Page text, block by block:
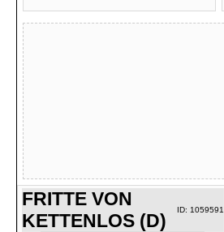
FRITTE VON
KETTENLOS (D)
ID: 1059591